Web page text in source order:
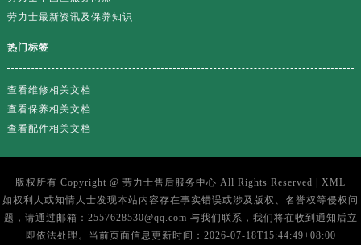
劳力士最新资讯及保养知识
热门标签
查看维修相关文档
查看保养相关文档
查看配件相关文档
版权所有 Copyright @ 劳力士售后服务中心 All Rights Reserved | XML
如权利人或知情人士发现本站内容存在事实错误或涉及版权、名誉权等侵权问
题，请通过邮箱：2557628530@qq.com 与我们联系，我们将在收到通知后立
即依法处理。当前页面信息更新时间：2026-07-18T15:44:49+08:00